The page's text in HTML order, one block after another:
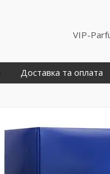
VIP-
Доставка та оплата